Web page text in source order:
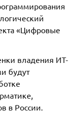
«Цифровые
владения ИТ-
будут
в России.